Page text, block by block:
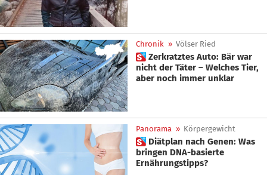
Chronik » Völser Ried
 Zerkratztes Auto: Bär war
nicht der Täter – Welches Tier,
aber noch immer unklar
Panorama » Körpergewicht
 Diätplan nach Genen: Was
bringen DNA-basierte
Ernährungstipps?